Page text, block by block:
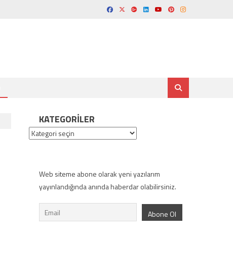
KATEGORILER
Kategoriler
Web siteme abone olarak yeni yazılarım
yayınlandığında anında haberdar olabilirsiniz.